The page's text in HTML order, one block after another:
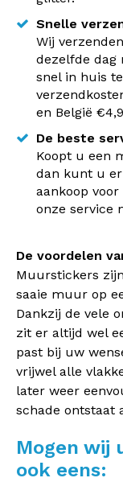
Snelle
Wij
dezelfde dag
snel in huis
en België
De beste
Koopt u een
dan kunt u
aankoop
onze service
De voordelen
Muurstickers
saaie muur op
Dankzij de vele
zit er altijd wel
past bij uw
vrijwel alle
later weer
schade ontstaat
Mogen wij
ook eens: